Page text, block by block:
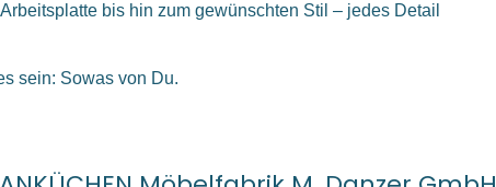
bis hin zum gewünschten Stil – jedes Detail
sein: Sowas von Du.